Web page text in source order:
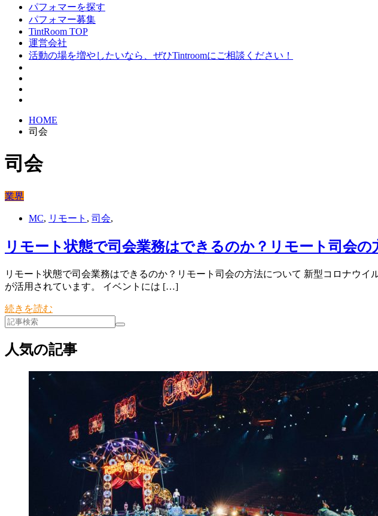
パフォマーを探す
パフォマー募集
TintRoom TOP
運営会社
活動の場を増やしたいなら、ぜひTintroomにご相談ください！
HOME
司会
司会
業界
MC, リモート , 司会,
リモート状態で司会業務はできるのか？リモート司会の
リモート状態で司会業務はできるのか？リモート司会の方法について 新型コロナウ
が活用されています。 イベントには […]
続きを読む
人気の記事